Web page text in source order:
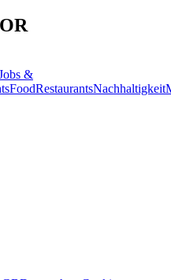
&
FoodRestaurantsNachhaltigkeit